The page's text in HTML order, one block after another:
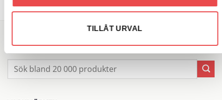
TILLÅT URVAL
efter: